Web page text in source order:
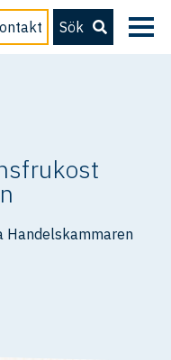
Sök
Handelskammaren